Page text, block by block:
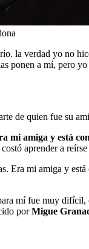
la verdad yo no
ponen a mí, pero
de quien fue su
mi amiga y está
aprender a
mi amiga y
mí fue muy difícil,
porMigue